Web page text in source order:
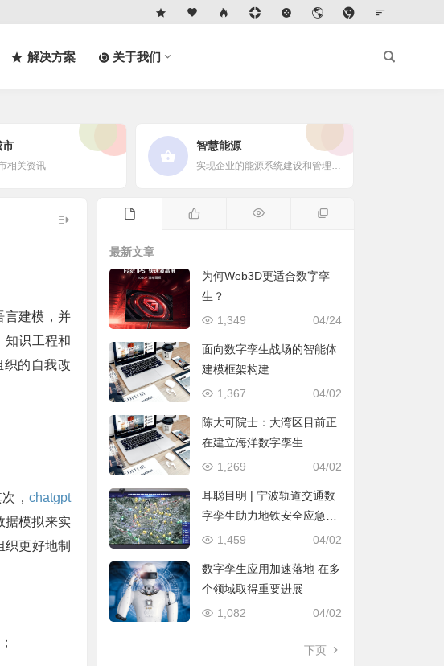
解决方案 关于我们
市
相关资讯
智慧能源
实现企业的能源系统建设和管理协调，提升对能源的管控和利用率！
言建模，并
知识工程和
织的自我改
， chatgpt
据模拟来实
更好地制
最新文章
为何Web3D更适合数字孪
生？
04/24
1,349
面向数字孪生战场的智能体
建模框架构建
04/02
1,367
陈大可院士：大湾区目前正
在建立海洋数字孪生
04/02
1,269
耳聪目明 | 宁波轨道交通数
字孪生助力地铁安全应急保
障应用
04/02
1,459
数字孪生应用加速落地 在多
个领域取得重要进展
04/02
1,082
下页